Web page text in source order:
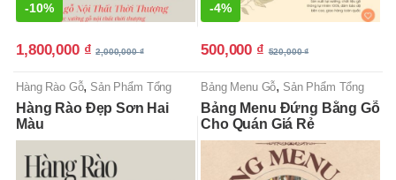
-10%
1,800,000 ₫ 2,000,000₫
-4%
500,000 ₫ 520,000₫
Hàng Rào Gỗ, Sản Phẩm Tổng
Hợp
Hàng Rào Đẹp Sơn Hai
Màu
Bảng Menu Gỗ, Sản Phẩm Tổng
Hợp
Bảng Menu Đứng Bằng Gỗ
Cho Quán Giá Rẻ